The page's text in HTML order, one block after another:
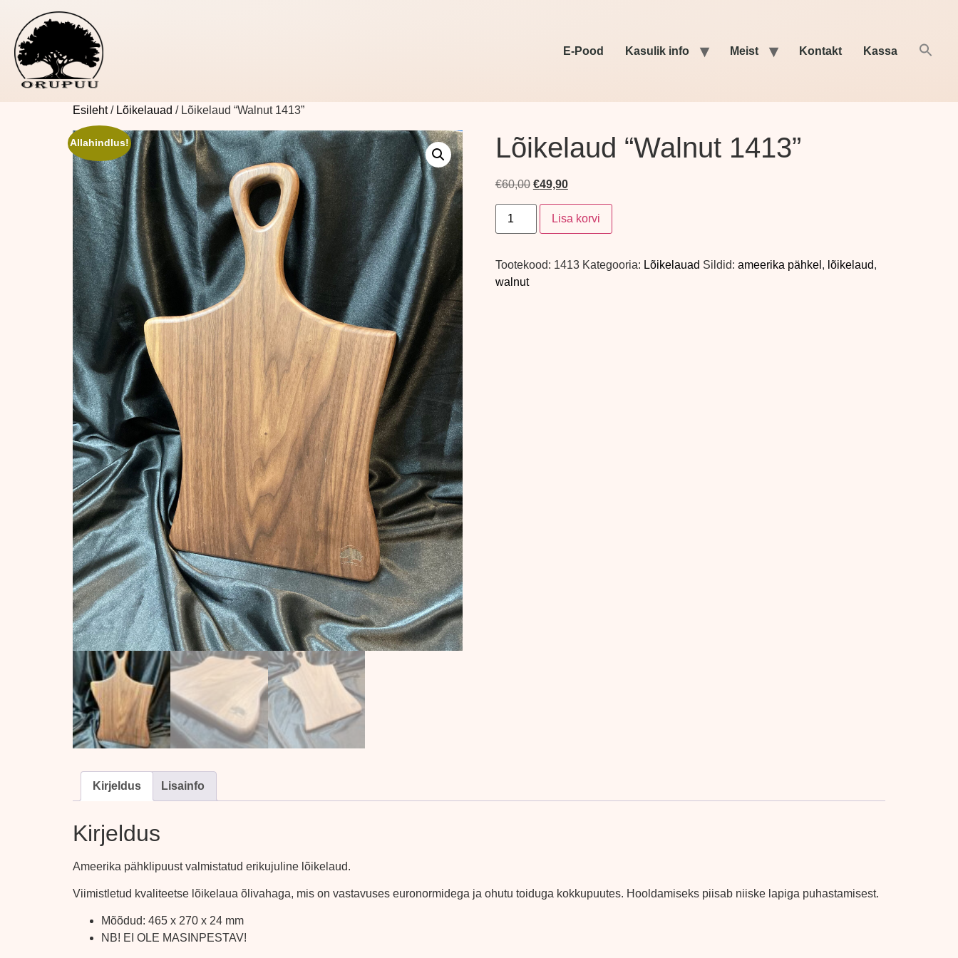
E-Pood Kasulik info Meist Kontakt Kassa
Esileht/ Lõikelauad / Lõikelaud “Walnut 1413”
Allahindlus! Lõikelaud “Walnut 1413”
€60,00 €49,90
Lisa korvi
Tootekood: 1413 Kategooria: Lõikelauad Sildid: ameerika pähkel , lõikelaud,
walnut
Kirjeldus Lisainfo
Kirjeldus
Ameerika pähklipuust valmistatud erikujuline lõikelaud.
Viimistletud kvaliteetse lõikelaua õlivahaga, mis on vastavuses euronormidega ja ohutu toiduga kokkupuutes. Hooldamiseks piisab niiske lapiga puhastamisest.
Mõõdud: 465 x 270 x 24 mm
NB! EI OLE MASINPESTAV!